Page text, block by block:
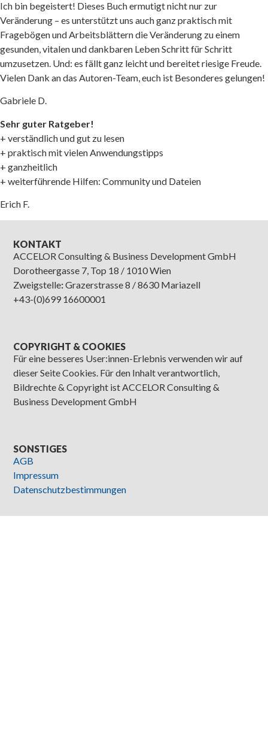
Ich bin begeistert! Dieses Buch ermutigt nicht nur zur
Veränderung – es unterstützt uns auch ganz praktisch mit
Fragebögen und Arbeitsblättern die Veränderung zu einem
gesunden, vitalen und dankbaren Leben Schritt für Schritt
umzusetzen. Und: es fällt ganz leicht und bereitet riesige Freude.
Vielen Dank an das Autoren-Team, euch ist Besonderes gelungen!
Gabriele D.
Sehr guter Ratgeber!
+ verständlich und gut zu lesen
+ praktisch mit vielen Anwendungstipps
+ ganzheitlich
+ weiterführende Hilfen: Community und Dateien
Erich F.
KONTAKT
ACCELOR Consulting & Business Development GmbH
Dorotheergasse 7, Top 18 / 1010 Wien
Zweigstelle:Grazerstrasse 8 / 8630 Mariazell
+43-(0)699 16600001
COPYRIGHT & COOKIES
Für eine besseres User:innen-Erlebnis verwenden wir auf
dieser Seite Cookies. Für den Inhalt verantwortlich,
Bildrechte & Copyright ist ACCELOR Consulting &
Business Development GmbH
SONSTIGES
AGB
Impressum
Datenschutzbestimmungen